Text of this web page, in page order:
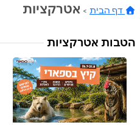
דף הבית > אטרקציות
הטבות אטרקציות